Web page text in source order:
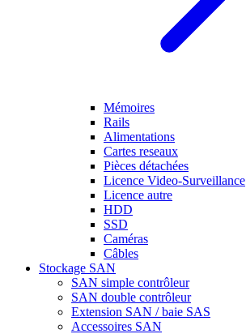
Mémoires
Rails
Alimentations
Cartes reseaux
Pièces détachées
Licence Video-Surveillance
Licence autre
HDD
SSD
Caméras
Câbles
Stockage SAN
SAN simple contrôleur
SAN double contrôleur
Extension SAN / baie SAS
Accessoires SAN